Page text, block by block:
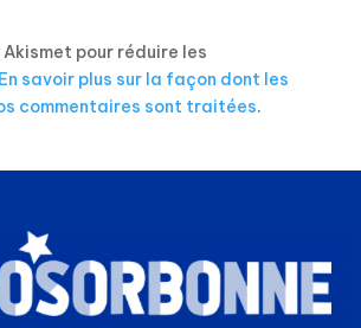
pour réduire les
En savoir plus sur la façon dont les
commentaires sont traitées.